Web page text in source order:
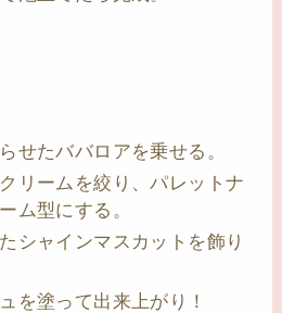
せたババロアを乗せる。
リームを絞り、パレットナ
ム型にする。
シャインマスカットを飾り
を塗って出来上がり！